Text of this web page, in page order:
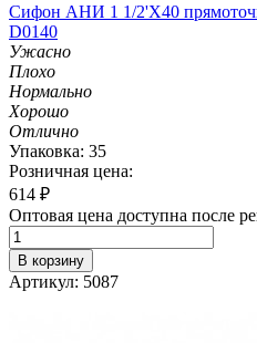
Сифон АНИ 1 1/2'Х40
D0140
Ужасно
Плохо
Нормально
Хорошо
Отлично
Упаковка: 35
Розничная цена:
614 ₽
Оптовая цена доступна после
В корзину
Артикул: 5087